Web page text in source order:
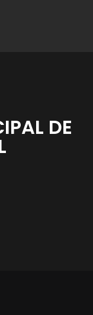
DE